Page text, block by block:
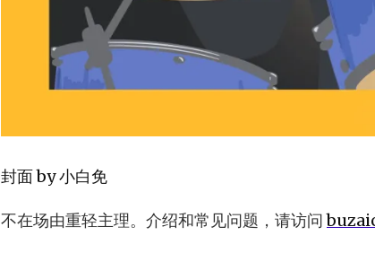
封面 by 小白免
不在场由重轻主理。介绍和常见问题，请访问